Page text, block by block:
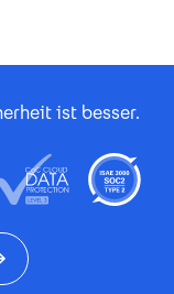
ist besser.